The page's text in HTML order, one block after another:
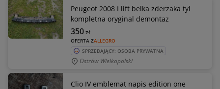
Peugeot 2008 I lift belka zderzaka tyl
kompletna oryginal demontaz
OFERTA ZALLEGRO
350zł
SPRZEDAJĄCY: OSOBA PRYWATNA
Ostrów Wielkopolski
Clio IV emblemat napis edition one